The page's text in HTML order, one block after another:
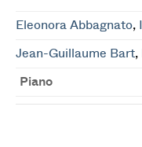
Eleonora Abbagnato,
Jean-Guillaume Bart,
Piano